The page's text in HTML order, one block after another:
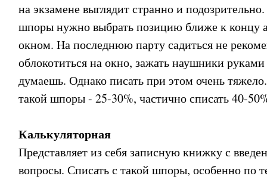
на экзамене выглядит странно и
шпоры нужно выбрать позицию ближе к концу
окном. На последнюю парту садиться не
облокотиться на окно, зажать наушники руками
думаешь. Однако писать при этом очень
такой шпоры - 25-30%, частично списать 40-
Калькуляторная
Представляет из себя записную книжку с
вопросы. Списать с такой шпоры, особенно по